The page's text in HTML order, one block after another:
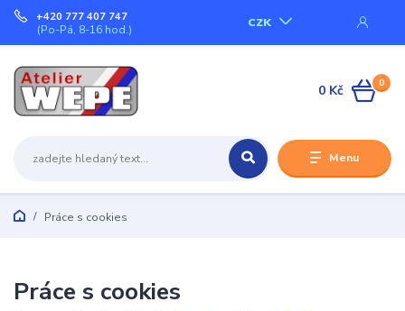
Menu
CZK
+420 777 407 747
(Po-Pá, 8-16 hod.)
0
0 Kč
Práce s cookies
Práce s cookies